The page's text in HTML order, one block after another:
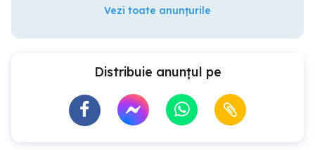
Vezi toate anunțurile
Distribuie anunțul pe